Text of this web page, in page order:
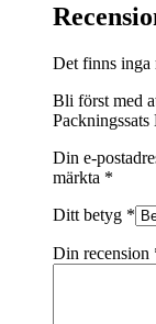
Det finns inga
Bli först med
Din e-
märkta *
Ditt betyg *
Din recension